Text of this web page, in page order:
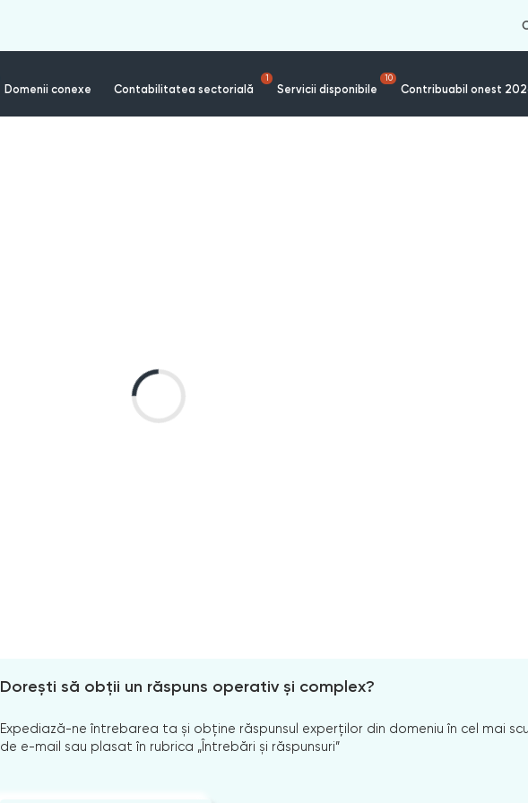
Domenii conexe Contabilitatea sectorială
1
Servicii disponibile
10
Contribuabil onest
Dorești să obții un răspuns operativ și complex?
Expediază-ne întrebarea ta și obține răspunsul experților din domeniu în cel mai
de e-mail sau plasat în rubrica „Întrebări și răspunsuri”